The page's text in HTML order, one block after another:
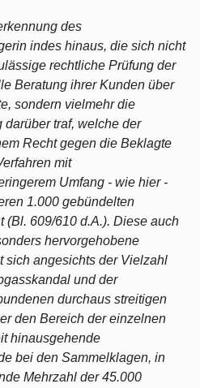
des
indes hinaus, die sich nicht
rechtliche Prüfung der
Beratung ihrer Kunden über
sondern vielmehr die
traf, welche der
Recht gegen die Beklagte
mit
Umfang - wie hier -
1.000 gebündelten
(Bl. 609/610 d.A.). Diese auch
hervorgehobene
sich angesichts der Vielzahl
und der
durchaus streitigen
den Bereich der einzelnen
hinausgehende
bei den Sammelklagen, in
Mehrzahl der 45.000